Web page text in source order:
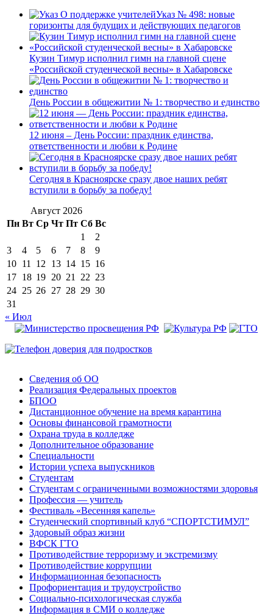
Указ № 498: новые
горизонты для будущих и действующих педагогов
Кузин Тимур исполнил гимн на главной сцене
«Российской студенческой весны» в Хабаровске
День России в общежитии № 1: творчество и единство
12 июня – День России: праздник единства,
ответственности и любви к Родине
Сегодня в Красноярске сразу двое наших ребят
вступили в борьбу за победу!
Август 2026
Пн Вт Ср Чт Пт Сб Вс
1
2
3
4 5 6 7 8
9
10 11 12 13 14 15 16
17 18 19 20 21 22 23
24 25 26 27 28 29 30
31
« Июл
Сведения об ОО
Реализация Федеральных проектов
БПОО
Дистанционное обучение на время карантина
Основы финансовой грамотности
Охрана труда в колледже
Дополнительное образование
Специальности
Истории успеха выпускников
Студентам
Студентам с ограниченными возможностями здоровья
Профессия — учитель
Фестиваль «Весенняя капель»
Студенческий спортивный клуб “СПОРТСТИМУЛ”
Здоровый образ жизни
ВФСК ГТО
Противодействие терроризму и экстремизму
Противодействие коррупции
Информационная безопасность
Профориентация и трудоустройство
Социально-психологическая служба
Информация в СМИ о колледже